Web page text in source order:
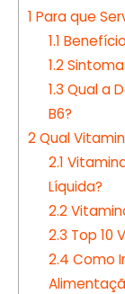
1 Para que
1.1
1.2
1.3 Qual a
B6?
2Qual
2.1
Líquida?
2.2
2.3 Top 10
2.4 Como